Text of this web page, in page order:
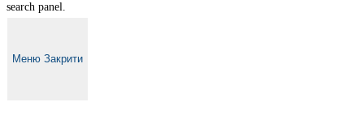
search panel.
Меню Закрити